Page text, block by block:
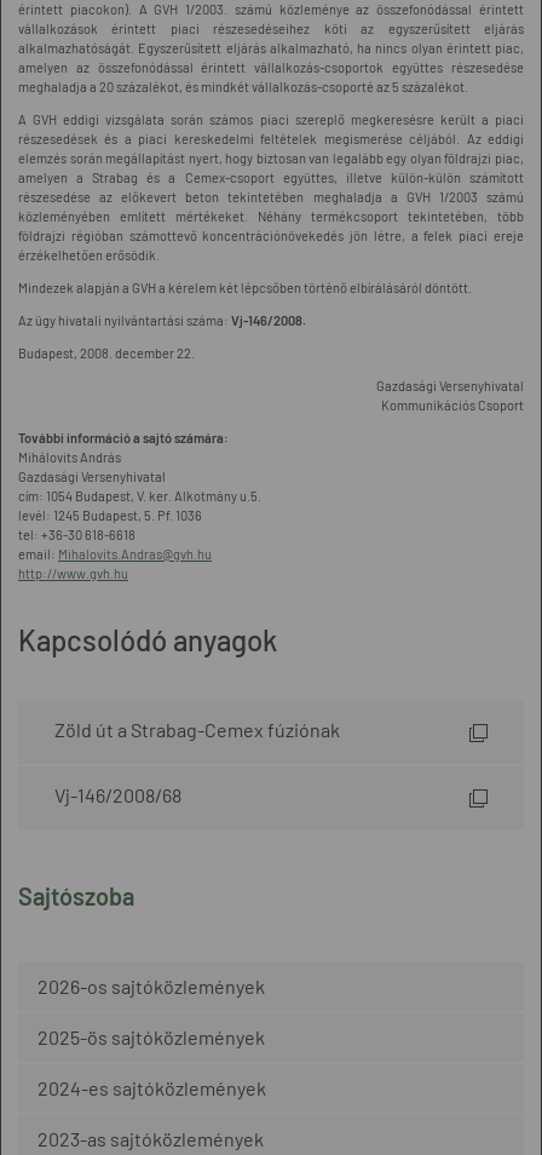
Sajtószoba
2026-os sajtóközlemények
2025-ös sajtóközlemények
2024-es sajtóközlemények
2023-as sajtóközlemények
érintett piacokon). A GVH 1/2003. számú közleménye az összefonódással érintett
vállalkozások érintett piaci részesedéseihez köti az egyszerűsített eljárás
alkalmazhatóságát. Egyszerűsített eljárás alkalmazható, ha nincs olyan érintett piac,
amelyen az összefonódással érintett vállalkozás-csoportok együttes részesedése
meghaladja a 20 százalékot, és mindkét vállalkozás-csoporté az 5 százalékot.
A GVH eddigi vizsgálata során számos piaci szereplő megkeresésre került a piaci
részesedések és a piaci kereskedelmi feltételek megismerése céljából. Az eddigi
elemzés során megállapítást nyert, hogy biztosan van legalább egy olyan földrajzi piac,
amelyen a Strabag és a Cemex-csoport együttes, illetve külön-külön számított
részesedése az előkevert beton tekintetében meghaladja a GVH 1/2003 számú
közleményében említett mértékeket. Néhány termékcsoport tekintetében, több
földrajzi régióban számottevő koncentrációnövekedés jön létre, a felek piaci ereje
érzékelhetően erősödik.
Mindezek alapján a GVH a kérelem két lépcsőben történő elbírálásáról döntött.
Az ügy hivatali nyilvántartási száma: Vj-146/2008.
Budapest, 2008. december 22.
Gazdasági Versenyhivatal
Kommunikációs Csoport
További információ a sajtó számára:
Mihálovits András
Gazdasági Versenyhivatal
cím: 1054 Budapest, V. ker. Alkotmány u.5.
levél: 1245 Budapest, 5. Pf. 1036
tel: +36-30 618-6618
email: Mihalovits.Andras@gvh.hu
http://www.gvh.hu
Kapcsolódó anyagok
Zöld út a Strabag-Cemex fúziónak
Vj-146/2008/68